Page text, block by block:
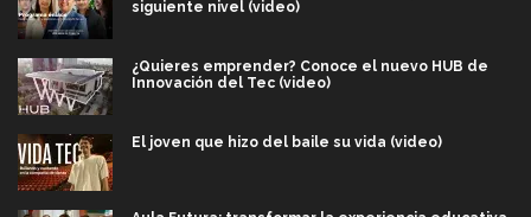
siguiente nivel (video)
¿Quieres emprender? Conoce el nuevo HUB de
Innovación del Tec (video)
El joven que hizo del baile su vida (video)